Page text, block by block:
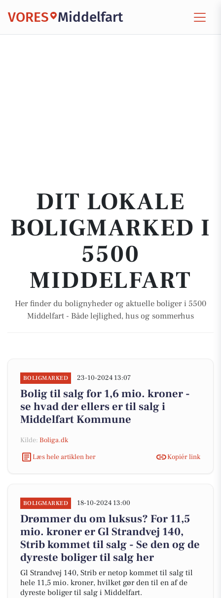
VORES Middelfart
DIT LOKALE
BOLIGMARKED I
5500
MIDDELFART
Her finder du bolignyheder og aktuelle boliger i 5500
Middelfart - Både lejlighed, hus og sommerhus
BOLIGMARKED 23-10-2024 13:07
Bolig til salg for 1,6 mio. kroner -
se hvad der ellers er til salg i
Middelfart Kommune
Kilde: Boliga.dk
Læs hele artiklen her
Kopiér link
BOLIGMARKED 18-10-2024 13:00
Drømmer du om luksus? For 11,5
mio. kroner er Gl Strandvej 140,
Strib kommet til salg - Se den og de
dyreste boliger til salg her
Gl Strandvej 140, Strib er netop kommet til salg til
hele 11,5 mio. kroner, hvilket gør den til en af de
dyreste boliger til salg i Middelfart.